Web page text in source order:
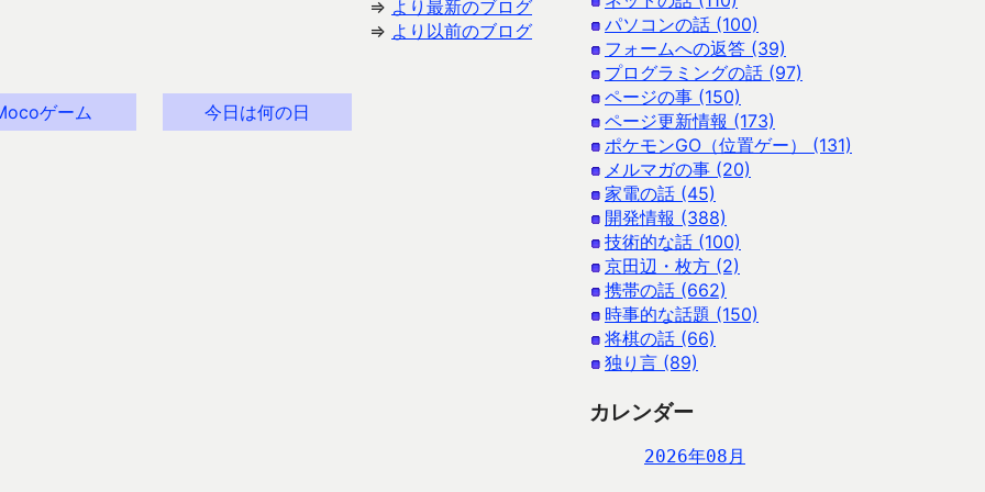
⇒ より最新のブログ
⇒ より以前のブログ
ゲーム 今日は何の日
パソコンの話 (100)
フォームへの返答 (39)
プログラミングの話 (97)
ページの事 (150)
ページ更新情報 (173)
ポケモンGO（位置ゲー） (131)
メルマガの事 (20)
家電の話 (45)
開発情報 (388)
技術的な話 (100)
京田辺・枚方 (2)
携帯の話 (662)
時事的な話題 (150)
将棋の話 (66)
独り言 (89)
カレンダー
2026年08月